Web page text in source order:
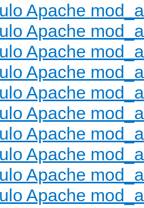
Apache
Apache
Apache
Apache
Apache
Apache
Apache
Apache
Apache
Apache